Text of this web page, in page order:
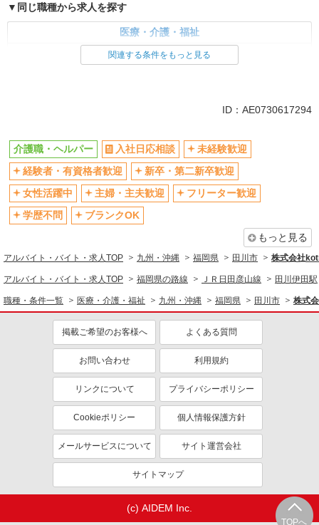
同じ職種から求人を探す
医療・介護・福祉
交通費支給
社会保険あり
産休・育休取得実績あり
関連する条件をもっと見る
ID：AE0730617294
TOPへ
介護職・ヘルパー 入社日応相談
未経験歓迎
経験者・有資格者歓迎
新卒・第二新卒歓迎
女性活躍中
主婦・主夫歓迎
フリーター歓迎
学歴不問
ブランクOK
もっと見る
アルバイト・バイト・求人TOP 九州・沖縄 福岡県 田川市 株式会社
アルバイト・バイト・求人TOP 福岡県の路線 ＪＲ日田彦山線 田川伊田駅
職種・条件一覧 医療・介護・福祉 九州・沖縄 福岡県 田川市 株式
掲載ご希望のお客様へ よくある質問
お問い合わせ 利用規約
リンクについて プライバシーポリシー
Cookieポリシー 個人情報保護方針
メールサービスについて サイト運営会社
サイトマップ
(c) AIDEM Inc.